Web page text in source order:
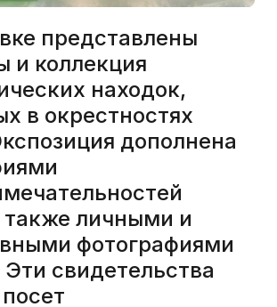
представлены
и коллекция
находок,
в окрестностях
дополнена
также личными и
фотографиями
свидетельства